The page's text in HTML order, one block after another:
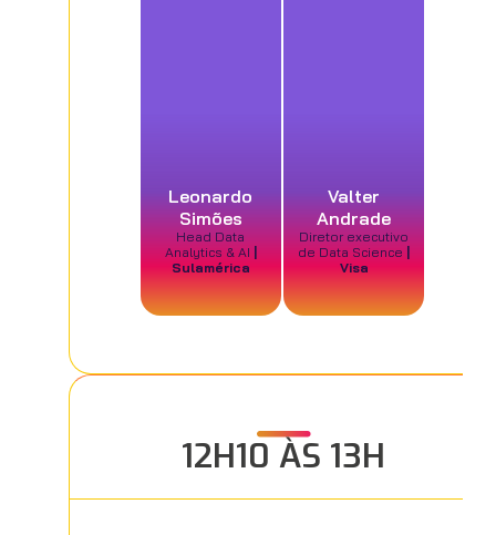
Leonardo
Simões
Head Data
Analytics & AI
Sulamérica
Valter
Andrade
Diretor executivo
de Data Science
Visa
12H10 ÀS 13H